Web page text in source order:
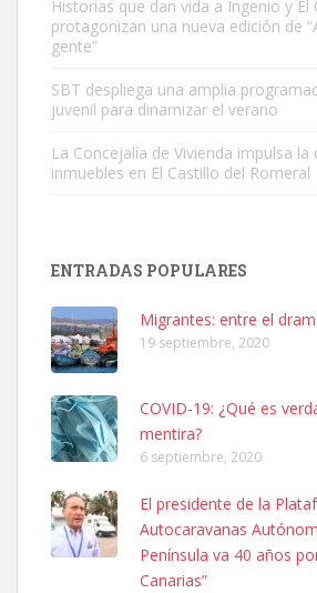
hembra, 4 años. Por motivos personales ...
Leales.org » Gran Canaria
Leales.org » Gran Canaria
Ninfa perdida
El día 5 se los perdió una ninfa papillera,
calle, se perdió por la zon...
Leales.org » Gran Canaria
6.7.2025
Historias que dan vida a Ingenio y El
protagonizan una nueva edición de
gente”
SBT despliega una amplia
juvenil para dinamizar el verano
La Concejalía de Vivienda impulsa la
inmuebles en El Castillo del Romeral
ENTRADAS POPULARES
Migrantes: entre el
19 septiembre, 2020
COVID-19: ¿Qué es
mentira?
6 septiembre, 2020
El presidente de la
Autocaravanas
Península va 40 años
Canarias”